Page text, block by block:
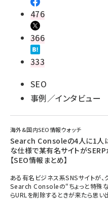
476
366
333
SEO
事例／インタビュー
海外&国内SEO情報ウォッチ
Search Consoleの4人に1人
な仕様で某有名サイトが
【SEO情報まとめ】
ある有名ビジネス系SNSサイトが
Search Consoleの“ちょっと特殊
らURLを削除するときが来たら思い